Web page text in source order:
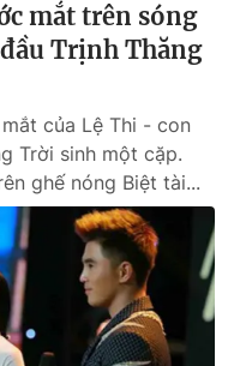
mắt trên sóng
Trịnh Thăng
của Lệ Thi - con
Trời sinh một cặp.
ghế nóng Biệt tài...